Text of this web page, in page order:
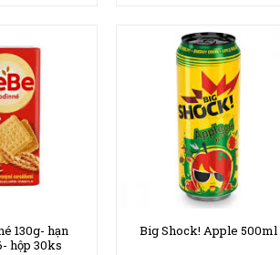
130g- hạn
hộp 30ks
Big Shock! Apple 500ml